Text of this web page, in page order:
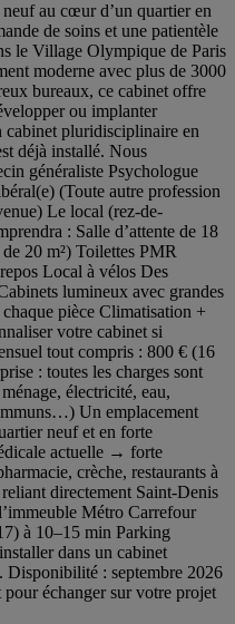
au cœur d’un quartier en
de soins et une patientèle
le Village Olympique de Paris
moderne avec plus de 3000
bureaux, ce cabinet offre
ou implanter
pluridisciplinaire en
déjà installé. Nous
généraliste Psychologue
(Toute autre profession
Le local (rez-de-
: Salle d’attente de 18
20 m²) Toilettes PMR
Local à vélos Des
lumineux avec grandes
pièce Climatisation +
votre cabinet si
tout compris : 800 € (16
: toutes les charges sont
électricité, eau,
Un emplacement
neuf et en forte
actuelle → forte
crèche, restaurants à
directement Saint-Denis
Métro Carrefour
à 10–15 min Parking
dans un cabinet
Disponibilité : septembre 2026
échanger sur votre projet